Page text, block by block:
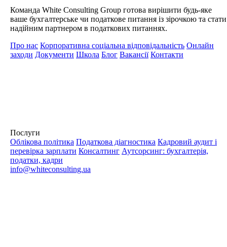
Команда White Consulting Group готова вирішити будь-яке
ваше бухгалтерське чи податкове питання із зірочкою та стати
надійним партнером в податкових питаннях.
Про нас Корпоративна соціальна відповідальність Онлайн
заходи Документи Школа Блог Вакансії Контакти
Послуги
Облікова політика Податкова діагностика Кадровий аудит і
перевірка зарплати Консалтинг Аутсорсинг: бухгалтерія,
податки, кадри
info@whiteconsulting.ua